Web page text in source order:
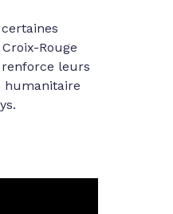
Rouge
leurs
humanitaire